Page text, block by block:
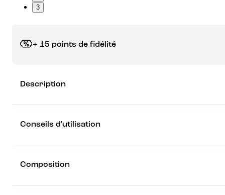
3
+ 15 points de fidélité
rêver !
Découvrez les récompenses
Description
Conseils d'utilisation
Composition